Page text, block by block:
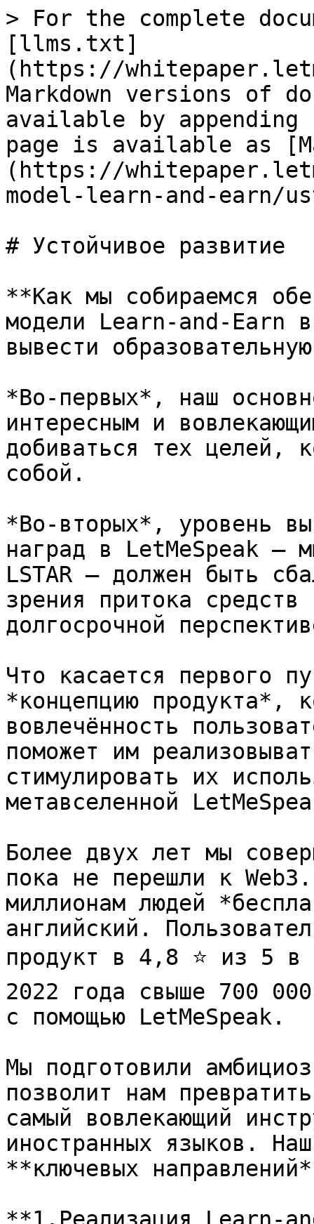
> For the complete
[llms.txt]
(https://
Markdown versions of
available by
page is available as
(https://
model-learn-and-earn/
# Устойчивое развитие
**Как мы собираемся
модели Learn-and-Earn
вывести
*Во-первых*, наш
интересным и
добиваться тех целей,
собой.
*Во-вторых*, уровень
наград в LetMeSpeak —
LSTAR — должен быть
зрения притока
долгосрочной
Что касается первого
*концепцию продукта*,
вовлечённость
поможет им
стимулировать их
метавселенной
Более двух лет мы
пока не перешли к
миллионам людей
английский.
продукт в 4,8 ⭐ из 5 в
2022 года свыше 700
с помощью LetMeSpeak.
Мы подготовили
позволит нам
самый вовлекающий
иностранных языков.
**ключевых